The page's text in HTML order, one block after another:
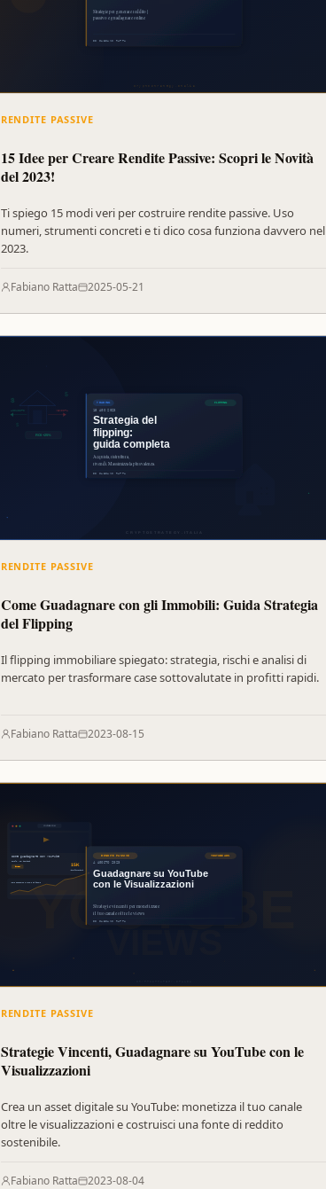
RENDITE PASSIVE
15 Idee per Creare Rendite Passive: Scopri le Novità
del 2023!
Ti spiego 15 modi veri per costruire rendite passive. Uso
numeri, strumenti concreti e ti dico cosa funziona davvero nel
2023.
Fabiano Ratta 2025-05-21
RENDITE PASSIVE
Come Guadagnare con gli Immobili: Guida Strategia
del Flipping
Il flipping immobiliare spiegato: strategia, rischi e analisi di
mercato per trasformare case sottovalutate in profitti rapidi.
Fabiano Ratta 2023-08-15
RENDITE PASSIVE
Strategie Vincenti, Guadagnare su YouTube con le
Visualizzazioni
Crea un asset digitale su YouTube: monetizza il tuo canale
oltre le visualizzazioni e costruisci una fonte di reddito
sostenibile.
Fabiano Ratta 2023-08-04